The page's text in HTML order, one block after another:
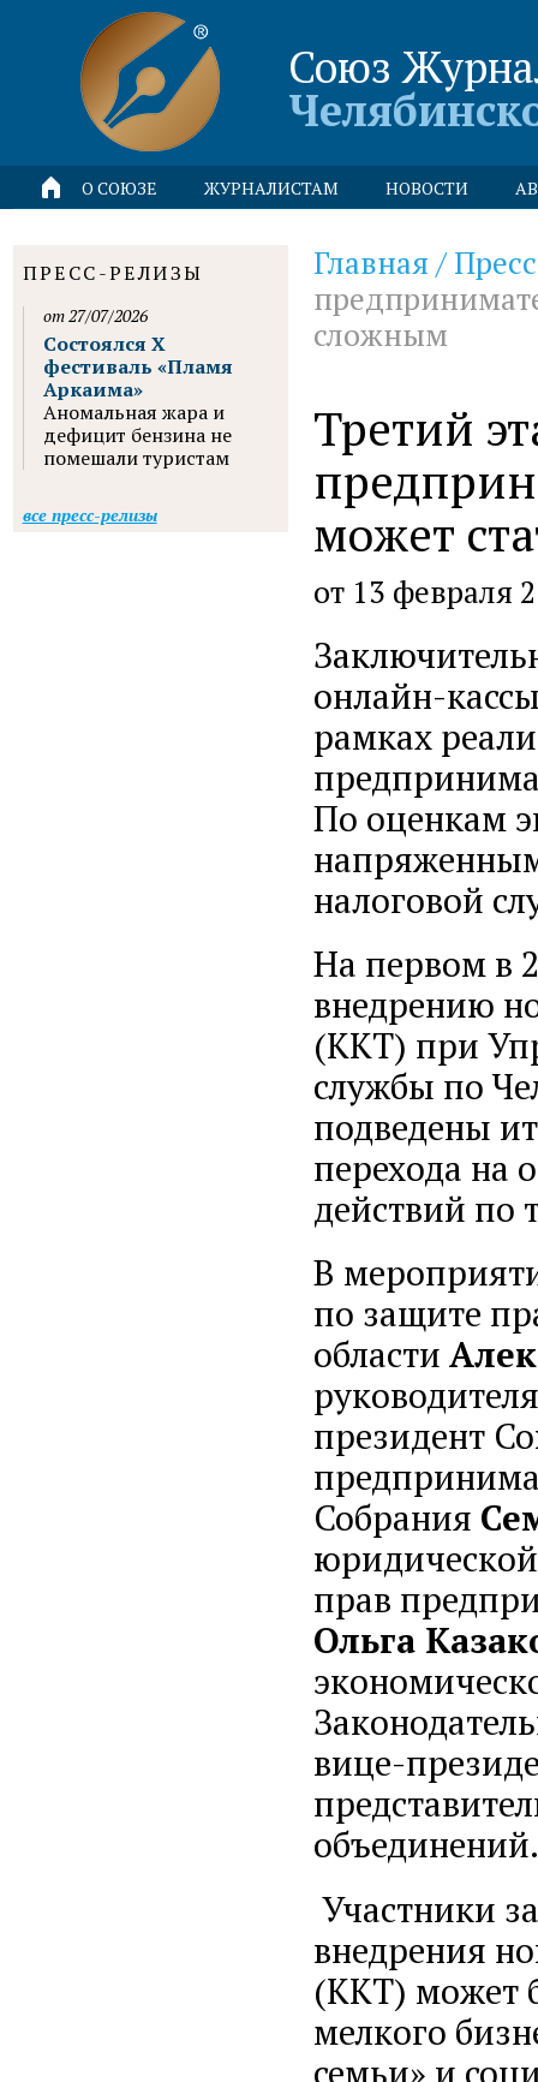
Союз
О СОЮЗЕ ЖУРНАЛИСТАМ НОВОСТИ
Главная /
сложным
Третий
может
от 13 февраля
онлайн-
рамках
По оценкам
налоговой
На первом в
внедрению
(ККТ) при
службы по
подведены
перехода на
действий по
В
по защите
области
президент
Собрания
прав
Ольга
вице-
объединений.
Участники
внедрения
(ККТ) может
мелкого
семьи» и
ПРЕСС-РЕЛИЗЫ
от 27/07/2026
Состоялся X
фестиваль «Пламя
Аркаима»
Аномальная жара и
дефицит бензина не
помешали туристам
все пресс-релизы